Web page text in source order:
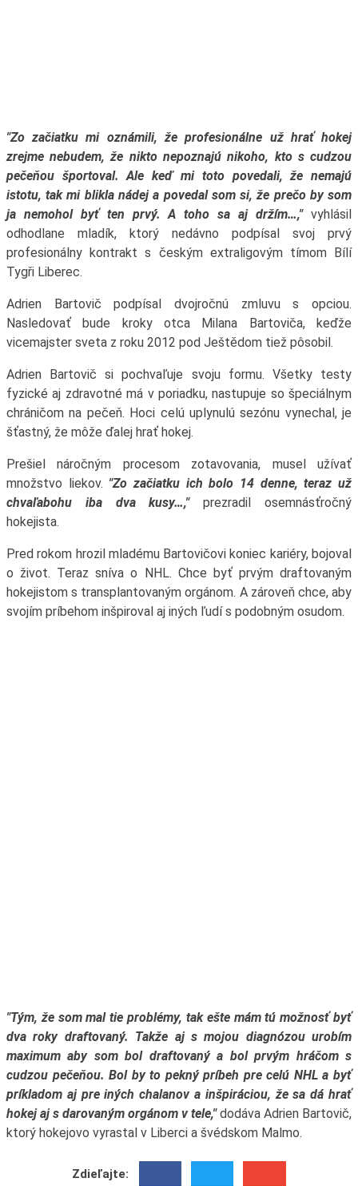
"Zo začiatku mi oznámili, že profesionálne už hrať hokej
zrejme nebudem, že nikto nepoznajú nikoho, kto s cudzou
pečeňou športoval. Ale keď mi toto povedali, že nemajú
istotu, tak mi blikla nádej a povedal som si, že prečo by som
ja nemohol byť ten prvý. A toho sa aj držím…,"vyhlásil
odhodlane mladík, ktorý nedávno podpísal svoj prvý
profesionálny kontrakt s českým extraligovým tímom Bílí
Tygři Liberec.
Adrien Bartovič podpísal dvojročnú zmluvu s opciou.
Nasledovať bude kroky otca Milana Bartoviča, keďže
vicemajster sveta z roku 2012 pod Ještědom tiež pôsobil.
Adrien Bartovič si pochvaľuje svoju formu. Všetky testy
fyzické aj zdravotné má v poriadku, nastupuje so špeciálnym
chráničom na pečeň. Hoci celú uplynulú sezónu vynechal, je
šťastný, že môže ďalej hrať hokej.
Prešiel náročným procesom zotavovania, musel užívať
množstvo liekov. "Zo začiatku ich bolo 14 denne, teraz už
chvaľabohu iba dva kusy…,"prezradil osemnásťročný
hokejista.
Pred rokom hrozil mladému Bartovičovi koniec kariéry, bojoval
o život. Teraz sníva o NHL. Chce byť prvým draftovaným
hokejistom s transplantovaným orgánom. A zároveň chce, aby
svojím príbehom inšpiroval aj iných ľudí s podobným osudom.
"Tým, že som mal tie problémy, tak ešte mám tú možnosť byť
dva roky draftovaný. Takže aj s mojou diagnózou urobím
maximum aby som bol draftovaný a bol prvým hráčom s
cudzou pečeňou. Bol by to pekný príbeh pre celú NHL a byť
príkladom aj pre iných chalanov a inšpiráciou, že sa dá hrať
hokej aj s darovaným orgánom v tele,"dodáva Adrien Bartovič,
ktorý hokejovo vyrastal v Liberci a švédskom Malmo.
Zdieľajte: